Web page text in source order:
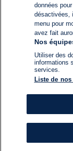
données
désactivées,
menu pour
avez fait
Nos
Utiliser des
informations
services.
Liste de